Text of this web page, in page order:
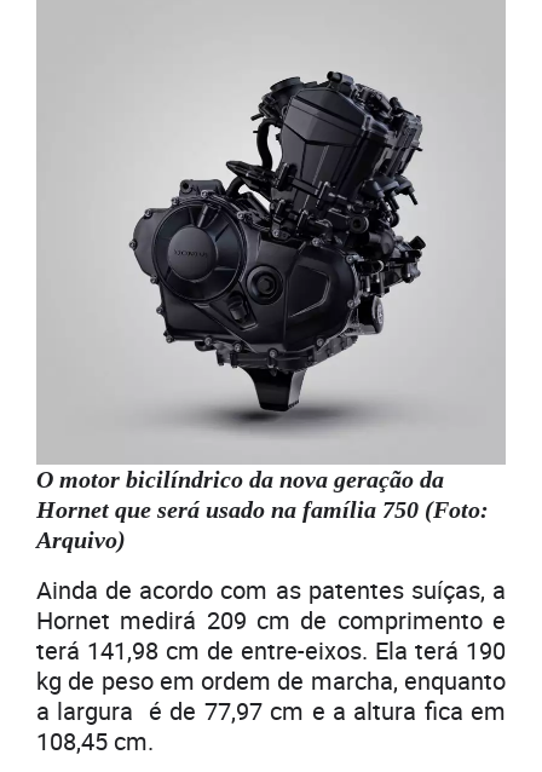
O motor bicilíndrico da nova geração da
Hornet que será usado na família 750 (Foto:
Arquivo)
Ainda de acordo com as patentes suíças, a
Hornet medirá 209 cm de comprimento e
terá 141,98 cm de entre-eixos. Ela terá 190
kg de peso em ordem de marcha, enquanto
a largura é de 77,97 cm e a altura fica em
108,45 cm.